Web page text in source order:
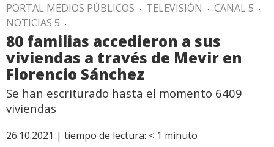
PORTAL MEDIOS PÚBLICOS . TELEVISIÓN . CANAL 5 .
NOTICIAS 5 .
80 familias accedieron a sus
viviendas a través de Mevir en
Florencio Sánchez
Se han escriturado hasta el momento 6409
viviendas
26.10.2021 | tiempo de lectura: < 1 minuto